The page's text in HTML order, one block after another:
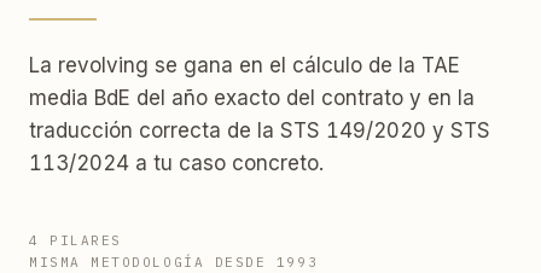
La revolving se gana en el cálculo de la TAE
media BdE del año exacto del contrato y en la
traducción correcta de la STS 149/2020 y STS
113/2024 a tu caso concreto.
4 PILARES
MISMA METODOLOGÍA DESDE 1993